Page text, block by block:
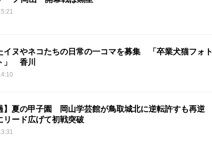
イヌやネコたちの日常の一コマを募集 「卒業犬猫フォト
」 香川
】夏の甲子園 岡山学芸館が鳥取城北に逆転許すも再逆
ード広げて初戦突破